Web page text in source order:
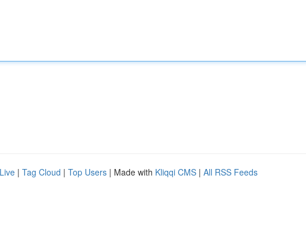
Live | Tag Cloud | Top Users | Made with Kliqqi CMS | All RSS Feeds